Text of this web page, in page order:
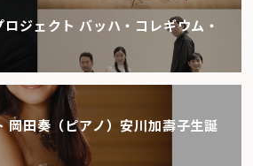
ジェクト バッハ・コレギウム・
岡田奏（ピアノ）安川加壽子生誕